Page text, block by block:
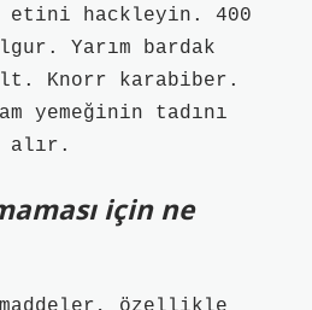
etini hackleyin. 400
Yarım bardak
Knorr karabiber.
yemeğinin tadını
alır.
için ne